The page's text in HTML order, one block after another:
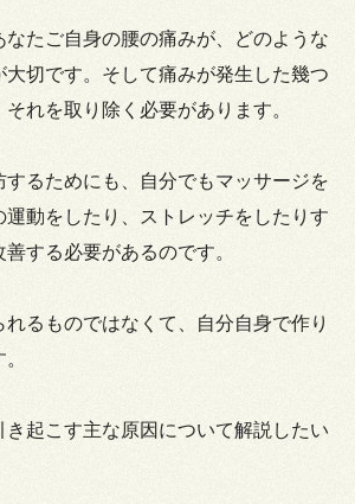
なたご自身の腰の痛みが、どのような
大切です。そして痛みが発生した幾つ
れを取り除く必要があります。
るためにも、自分でもマッサージを
運動をしたり、ストレッチをしたりす
する必要があるのです。
るものではなくて、自分自身で作り
き起こす主な原因について解説したい